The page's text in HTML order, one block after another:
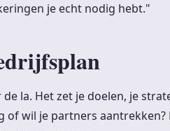
je echt nodig hebt."
la. Het zet je doelen, je
wil je partners aantrekken?